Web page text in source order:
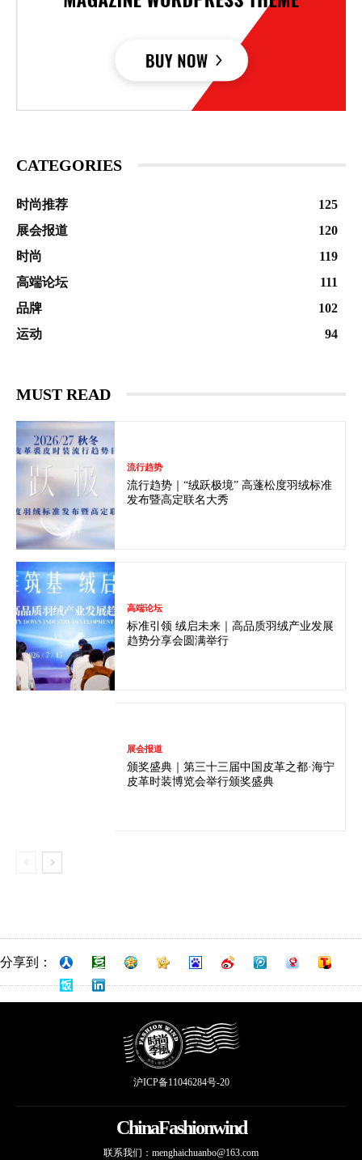
CATEGORIES
时尚推荐
125
展会报道
120
时尚
119
高端论坛
111
品牌
102
运动
94
MUST READ
流行趋势
流行趋势｜“绒跃极境” 高蓬松度羽绒标准
发布暨高定联名大秀
高端论坛
标准引领 绒启未来｜高品质羽绒产业发展
趋势分享会圆满举行
展会报道
颁奖盛典｜第三十三届中国皮革之都·海宁
皮革时装博览会举行颁奖盛典
分享到：
沪ICP备11046284号-20
ChinaFashionwind
联系我们： menghaichuanbo@163.com